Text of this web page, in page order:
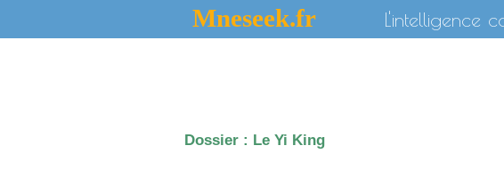
Mneseek.fr L'intelligence
Dossier : Le Yi King